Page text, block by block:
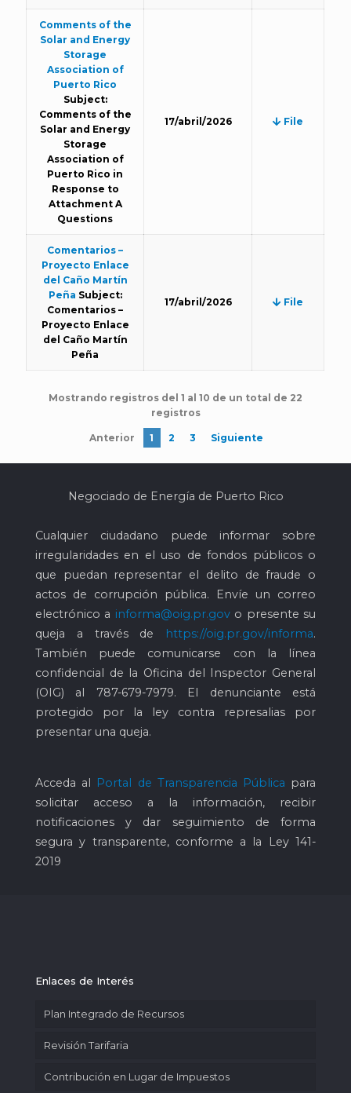
Comments of the
Solar and Energy
Storage
Association of
Puerto Rico
Subject:
Comments of the
Solar and Energy
Storage
Association of
Puerto Rico in
Response to
Attachment A
Questions
17/abril/2026 File
Comentarios –
Proyecto Enlace
del Caño Martín
Peña Subject:
Comentarios –
Proyecto Enlace
del Caño Martín
Peña
17/abril/2026 File
Mostrando registros del 1 al 10 de un total de 22
registros
Anterior 1 2 3 Siguiente
Negociado de Energía de Puerto Rico
Cualquier ciudadano puede informar sobre
irregularidades en el uso de fondos públicos o
que puedan representar el delito de fraude o
actos de corrupción pública. Envíe un correo
electrónico a informa@oig.pr.govo presente su
queja a través de
https://oig.pr.gov/informa.
También puede comunicarse con la línea
confidencial de la Oficina del Inspector General
(OIG) al 787-679-7979. El denunciante está
protegido por la ley contra represalias por
presentar una queja.
Acceda al Portal de Transparencia Pública para
solicitar acceso a la información, recibir
notificaciones y dar seguimiento de forma
segura y transparente, conforme a la Ley 141-
2019
Enlaces de Interés
Plan Integrado de Recursos
Revisión Tarifaria
Contribución en Lugar de Impuestos